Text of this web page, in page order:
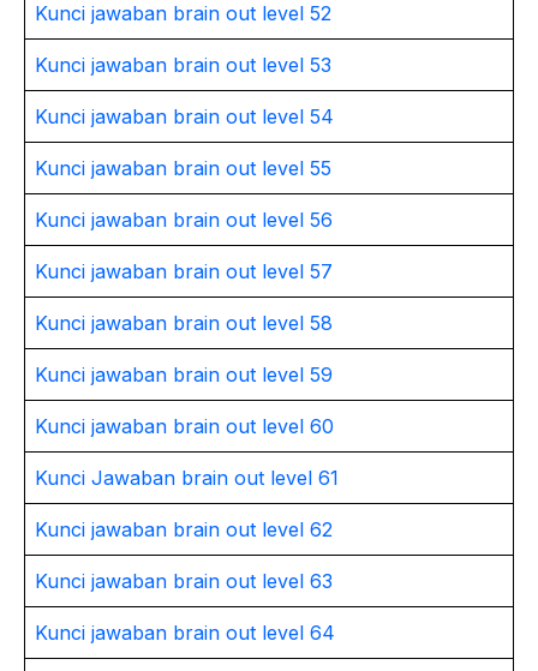
Kunci jawaban brain out level 52
Kunci jawaban brain out level 53
Kunci jawaban brain out level 54
Kunci jawaban brain out level 55
Kunci jawaban brain out level 56
Kunci jawaban brain out level 57
Kunci jawaban brain out level 58
Kunci jawaban brain out level 59
Kunci jawaban brain out level 60
Kunci Jawaban brain out level 61
Kunci jawaban brain out level 62
Kunci jawaban brain out level 63
Kunci jawaban brain out level 64